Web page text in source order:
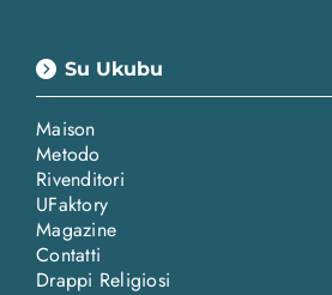
Su Ukubu
Maison
Metodo
Rivenditori
UFaktory
Magazine
Contatti
Drappi Religiosi